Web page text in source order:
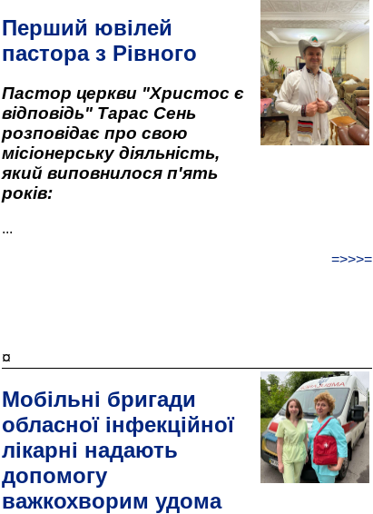
Перший ювілей
пастора з Рівного
Пастор церкви "Христос є
відповідь" Тарас Сень
розповідає про свою
місіонерську діяльність,
який виповнилося п'ять
років:
...
=>>>=
¤
Мобільні бригади
обласної інфекційної
лікарні надають
допомогу
важкохворим удома